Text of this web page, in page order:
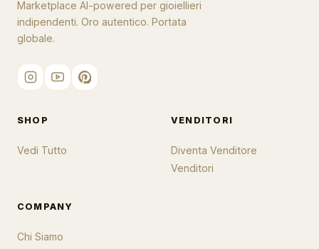
Marketplace AI-powered per gioiellieri
indipendenti. Oro autentico. Portata
globale.
SHOP
Vedi Tutto
VENDITORI
Diventa Venditore
Venditori
COMPANY
Chi Siamo